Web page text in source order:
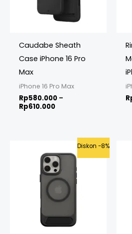
Caudabe Sheath
Case iPhone 16 Pro
Max
iPhone 16 Pro Max
Rp580.000 –
Rp610.000
Diskon -8%
Original
price
was:
Rp649.000.
Current
is: